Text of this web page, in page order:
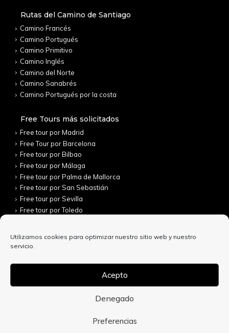
Utilizamos cookies para optimizar nuestro sitio web y nuestro
servicio.
Acepto
Denegado
Preferencias
Rutas del Camino de Santiago
Camino Francés
Camino Portugués
Camino Primitivo
Camino Inglés
Camino del Norte
Camino Sanabrés
Camino Portugués por la costa
Free Tours más solicitados
Free tour por Madrid
Free Tour por Barcelona
Free tour por Bilbao
Free tour por Málaga
Free tour por Palma de Mallorca
Free tour por San Sebastián
Free tour por Sevilla
Free tour por Toledo
© Copyright 2022. Todos los derechos reservados.
Política de Privacidad